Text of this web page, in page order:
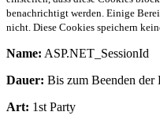
benachrichtigt werden. Einige
nicht. Diese Cookies speichern
Name: ASP.NET_SessionId
Dauer: Bis zum Beenden der
Art: 1st Party